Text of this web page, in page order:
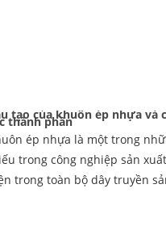
tạo của khuôn ép nhựa và
thành phần
ép nhựa là một trong
trong công nghiệp sản
trong toàn bộ dây truyền